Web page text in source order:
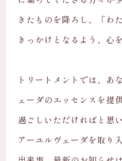
きたものを降ろし、「わ
きっかけとなるよう、心
トリートメントでは、あ
ェーダのエッセンスを提
過ごしいただければと思い
アーユルヴェーダを取り